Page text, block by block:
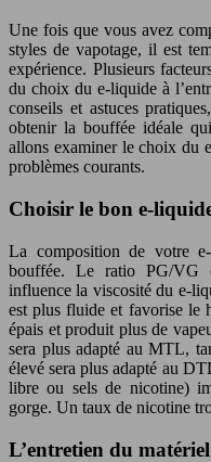
Une fois que vous avez
styles de vapotage, il est
expérience. Plusieurs
du choix du e-liquide à
conseils et astuces
obtenir la bouffée idéale
allons examiner le choix du
problèmes courants.
Choisir le bon e-
La composition de votre
bouffée. Le ratio PG/VG
influence la viscosité du e-
est plus fluide et favorise le
épais et produit plus de
sera plus adapté au MTL,
élevé sera plus adapté au
libre ou sels de nicotine)
gorge. Un taux de nicotine
L’entretien du